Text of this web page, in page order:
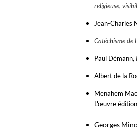
religieuse,
Jean-Charles
Catéchisme de
Paul Démann,
Albert de la
Menahem
L'œuvre
Georges